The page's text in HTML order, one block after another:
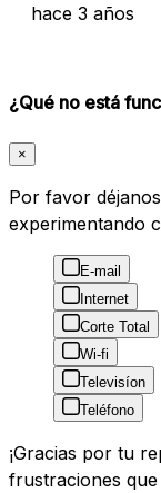
hace 3 años
¿Qué no está
×
Por favor
experimentando
E-mail
Internet
Corte Total
Wi-fi
Televisíon
Teléfono
¡Gracias por tu
frustraciones